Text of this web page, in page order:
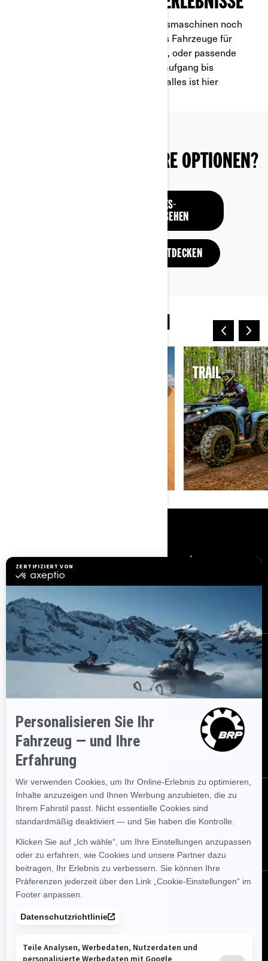
Can-Am Zubehörteile machen Arbeitsmaschinen noch
praktischer. Ob das LinQ-System, das Fahrzeuge für
Stauraum und Organisation optimiert, oder passende
Scheinwerfer, damit Sie von Sonnenaufgang bis
Sonnenuntergang arbeiten können – alles ist hier
SIE ERWÄGEN NOCH IHRE OPTIONEN?
DAS KOMPLETTE SXS-
PRODUKTANGEBOT ANSEHEN
DAS ANGEBOT AN ATVS ENTDECKEN
MEHR ARTEN ZU FAHREN
TRAIL
Brauchen Sie Hilfe
Sicherheitsrückrufe
Karriere
Händler werden
BRP Experiences
BESTELLEN
Melden Sie sich für unsere E-Mails an.Lassen Sie sich immer
sofort über aktuelle Ereignisse, Neuigkeiten und Transaktionen
ABONNIEREN
FOLGEN SIE UNS